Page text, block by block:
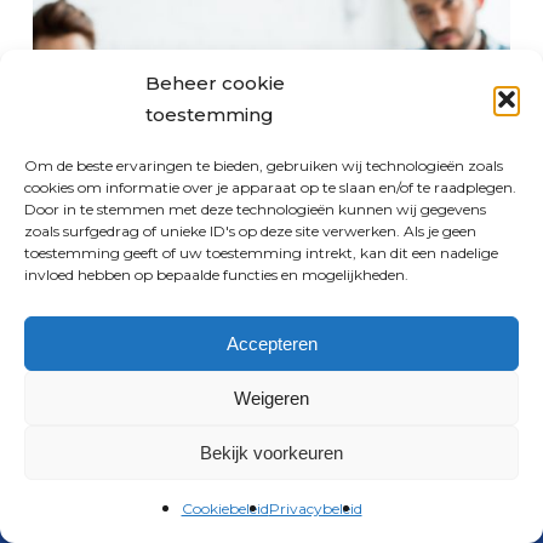
Beheer cookie
toestemming
Om de beste ervaringen te bieden, gebruiken wij technologieën zoals
cookies om informatie over je apparaat op te slaan en/of te raadplegen.
Door in te stemmen met deze technologieën kunnen wij gegevens
zoals surfgedrag of unieke ID's op deze site verwerken. Als je geen
toestemming geeft of uw toestemming intrekt, kan dit een nadelige
invloed hebben op bepaalde functies en mogelijkheden.
Accepteren
Weigeren
Bekijk voorkeuren
CookiebeleidPrivacybeleid
van
de
pedagogische
Einde van de
pedagogische
tik!
© 2026 Gelukkig Verdeeld.